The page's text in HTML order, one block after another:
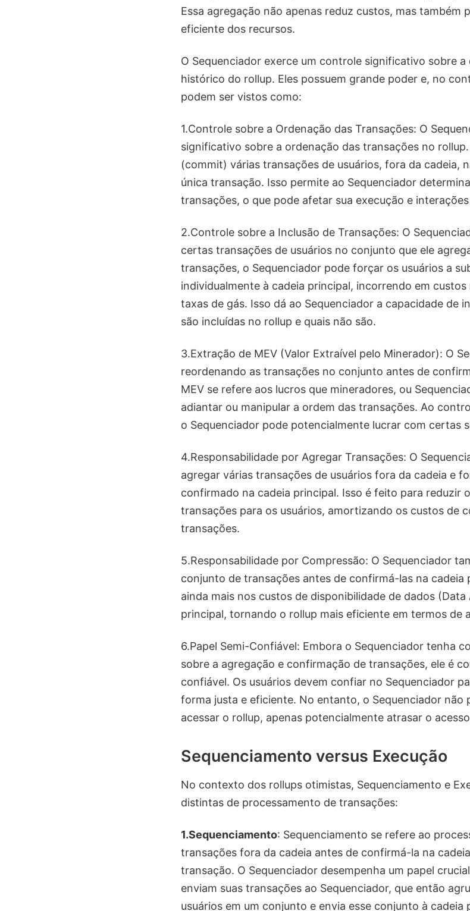
Essa agregação não apenas reduz custos, mas também
eficiente dos recursos.
O Sequenciador exerce um controle significativo sobre
histórico do rollup. Eles possuem grande poder e, no
podem ser vistos como:
1.Controle sobre a Ordenação das Transações: O
significativo sobre a ordenação das transações no
(commit) várias transações de usuários, fora da cadeia,
única transação. Isso permite ao Sequenciador
transações, o que pode afetar sua execução e
2.Controle sobre a Inclusão de Transações: O
certas transações de usuários no conjunto que ele
transações, o Sequenciador pode forçar os usuários a
individualmente à cadeia principal, incorrendo em
taxas de gás. Isso dá ao Sequenciador a capacidade de
são incluídas no rollup e quais não são.
3.Extração de MEV (Valor Extraível pelo Minerador): O
reordenando as transações no conjunto antes de
MEV se refere aos lucros que mineradores, ou
adiantar ou manipular a ordem das transações. Ao
o Sequenciador pode potencialmente lucrar com certas
4.Responsabilidade por Agregar Transações: O
agregar várias transações de usuários fora da cadeia e
confirmado na cadeia principal. Isso é feito para reduzir
transações para os usuários, amortizando os custos de
transações.
5.Responsabilidade por Compressão: O Sequenciador
conjunto de transações antes de confirmá-las na cadeia
ainda mais nos custos de disponibilidade de dados (Data
principal, tornando o rollup mais eficiente em termos de
6.Papel Semi-Confiável: Embora o Sequenciador tenha
sobre a agregação e confirmação de transações, ele é
confiável. Os usuários devem confiar no Sequenciador
forma justa e eficiente. No entanto, o Sequenciador não
acessar o rollup, apenas potencialmente atrasar o
Sequenciamento versus Execução
No contexto dos rollups otimistas, Sequenciamento e
distintas de processamento de transações:
1.Sequenciamento: Sequenciamento se refere ao
transações fora da cadeia antes de confirmá-la na
transação. O Sequenciador desempenha um papel
enviam suas transações ao Sequenciador, que então
usuários em um conjunto e envia esse conjunto à cadeia